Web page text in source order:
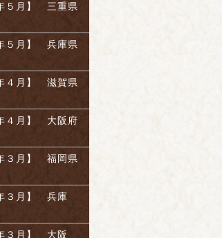
５月】 三重県
５月】 兵庫県
４月】 滋賀県
４月】 大阪府
３月】 福岡県
３月】 兵庫
３月】 大阪